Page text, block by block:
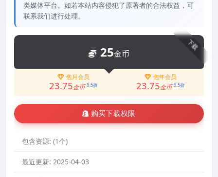
类媒体平台。如若本站内容侵犯了原著者的合法权益，可
联系我们进行处理。
下载
25金币
包月会员
23.75金币 9.5折
包年会员
23.75金币 9.5折
购买下载权限
包含资源: (1个)
最近更新: 2025-04-03